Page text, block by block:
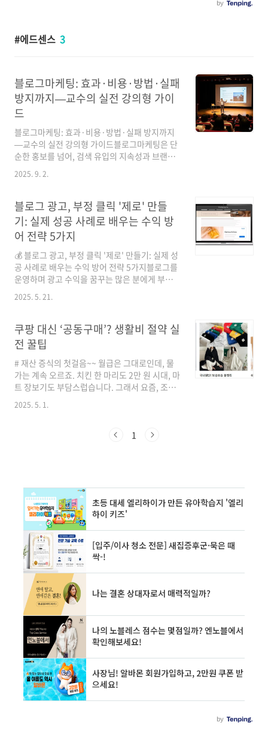
에드센스 3
블로그마케팅: 효과·비용·방법·실패
방지까지—교수의 실전 강의형 가이
드
블로그마케팅: 효과·비용·방법·실패 방지까지
—교수의 실전 강의형 가이드블로그마케팅은 단
순한 홍보를 넘어, 검색 유입의 지속성과 브랜드
신뢰을 함께 구축하는 채널입니다. 이 글은 경영
학 교수의 강의처럼 단계별로, 수치와 체크리스
준으로 정리했습니다. (읽는 시간: 약 15~25분)
— 따라 해보면 6개월 내 가시적 성과를 보는 방
법까지 안내합니다.목차1. 블로그마케팅 효과
(요약)2. 블로그마케팅 비용 구조 (상세)3. 블로
그마케팅 방법 (실전 로드맵)4. 실패 원인 분석 &
방지법 (교수 노트)5. 성공 사례 분석 (수치·템플
릿 포함)6. Q&A (자주 묻는 질문)7. 마무리: 경험
드 반복(의도적 섹션)1. 블로그..
2025. 9. 2.
블로그 광고, 부정 클릭 '제로' 만들
기: 실제 성공 사례로 배우는 수익 방
어 전략 5가지
💰 블로그 광고, 부정 클릭 '제로' 만들기: 실제 성
공 사례로 배우는 수익 방어 전략 5가지블로그를
운영하며 광고 수익을 꿈꾸는 많은 분에게 부정
클릭은 마치 가시처럼 박혀있는 골칫거리입니다.
정성껏 작성한 글이 빛을 보기도 전에 누군가의
될까 노심초사하는 마음, 충분히 이해합니다. 하
지만 더 이상 걱정하지 마세요! 이 글에서는 실제
사례들을 통해 검증된, 부정 클릭을 막고 당신의
소중한 블로그 수익을 안전하게 지키는 5가지 핵
심 전략을 공개합니다. 단순히 이론적인 이야기
가 아닌, 실제 블로거들이 경험하고 극복해낸 이
야기들을 통해 현실적인 해결책을 찾아갈 것입니
다. 1. 의심스러운 트래픽 패턴 즉시 파악 및 대
2025. 5. 21.
쿠팡 대신 ‘공동구매’? 생활비 절약 실
전 꿀팁
# 재산 증식의 첫걸음~~ 월급은 그대로인데, 물
가는 계속 오르죠. 치킨 한 마리도 2만 원 시대, 마
트 장보기도 부담스럽습니다. 그래서 요즘, 조용
히 인기 있는 게 있습니다. 바로‘공동구매’ 입니
다.그럼 "왜 쿠팡 대신 공동구매?"라는 말이 나오
법, 주의사항, 그리고 실제 사례까지 실속 있게 정
원 → 공동구매 시 5,000원물티슈 10팩 13,000
원 → 공동구매 시 8,900원냉동만두 1.2kg
9,800원 → 공동구매 시 6,500원작은 차이처럼
보여도 장기간 누적..
2025. 5. 1.
1